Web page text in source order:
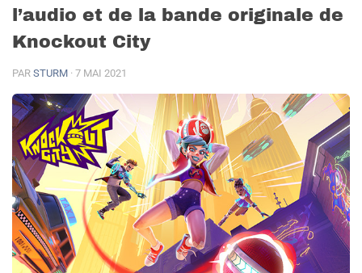
l’audio et de la bande originale de
Knockout City
PAR STURM · 7 MAI 2021